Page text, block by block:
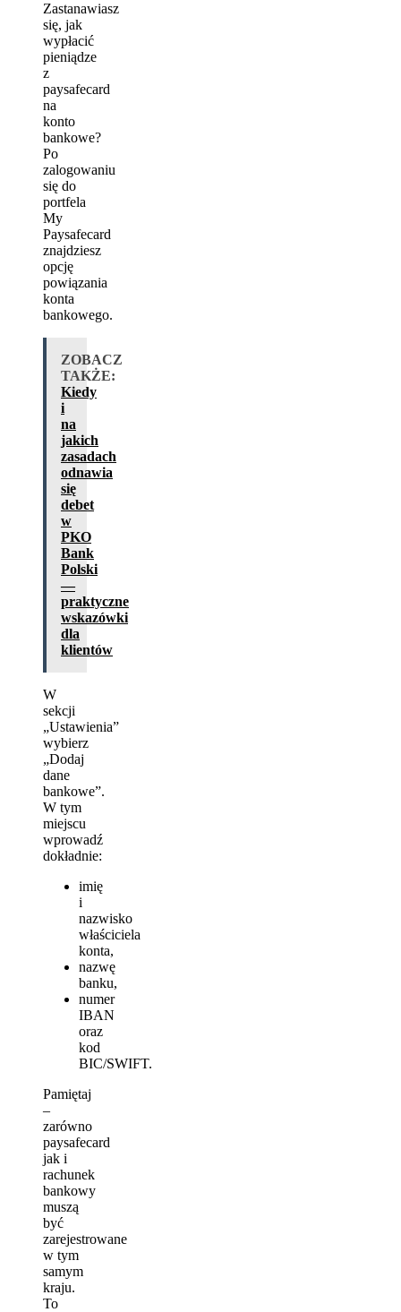
Zastanawiasz
się, jak
wypłacić
pieniądze
z
paysafecard
na
konto
bankowe?
Po
zalogowaniu
się do
portfela
My
Paysafecard
znajdziesz
opcję
powiązania
konta
bankowego.
ZOBACZ
TAKŻE:
Kiedy
i
na
jakich
zasadach
odnawia
się
debet
w
PKO
Bank
Polski
—
praktyczne
wskazówki
dla
klientów
W
sekcji
„Ustawienia”
wybierz
„Dodaj
dane
bankowe”.
W tym
miejscu
wprowadź
dokładnie:
imię
i
nazwisko
właściciela
konta,
nazwę
banku,
numer
IBAN
oraz
kod
BIC/SWIFT.
Pamiętaj
–
zarówno
paysafecard
jak i
rachunek
bankowy
muszą
być
zarejestrowane
w tym
samym
kraju.
To